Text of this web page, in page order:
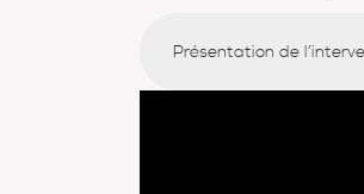
Présentation de